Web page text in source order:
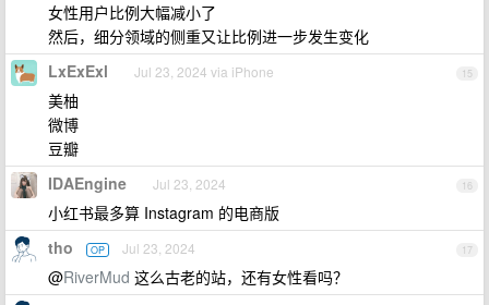
女性用户比例大幅减小了
然后，细分领域的侧重又让比例进一步发生变化
15
LxExExl Jul 23, 2024 via iPhone
美柚
微博
豆瓣
16
IDAEngine Jul 23, 2024
小红书最多算 Instagram 的电商版
17
tho OP Jul 23, 2024
@RiverMud 这么古老的站，还有女性看吗？